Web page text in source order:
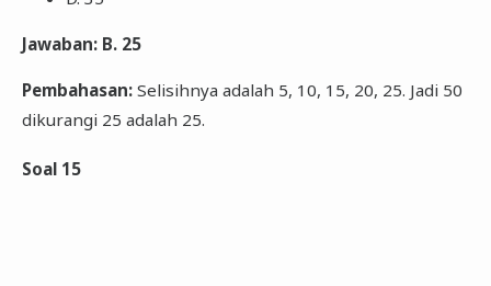
Jawaban: B. 25
Pembahasan:Selisihnya adalah 5, 10, 15, 20, 25. Jadi 50
dikurangi 25 adalah 25.
Soal 15